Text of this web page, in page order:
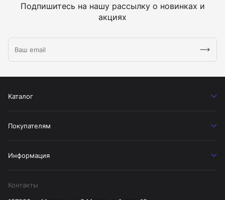
Подпишитесь на нашу рассылку о новинках и
акциях
Каталог
Покупателям
Информация
Контакты